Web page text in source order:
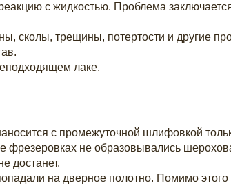
с жидкостью. Проблема
сколы, трещины, потертости и другие
лаке.
с промежуточной шлифовкой
не образовывались
достанет.
на дверное полотно. Помимо